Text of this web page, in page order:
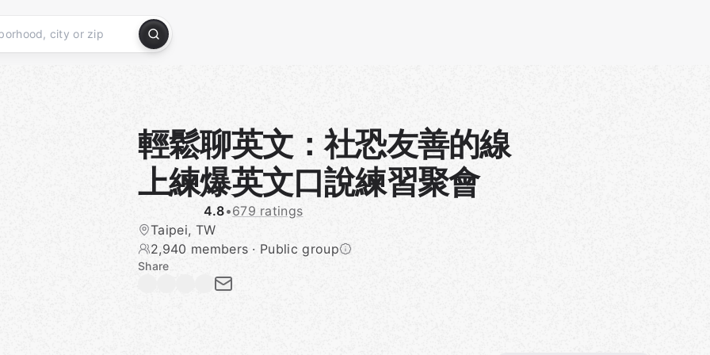
輕鬆聊英文：社恐友善的線
上練爆英文口說練習聚會
4.8•679 ratings
Taipei, TW
2,940 members · Public group
Share